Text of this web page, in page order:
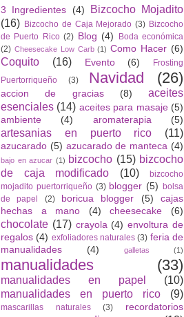
3 Ingredientes
(4)
Bizcocho Mojadito
(16) Bizcocho de Caja Mejorado (3) Bizcocho
de Puerto Rico (2) Blog (4)
Boda económica
(2) Cheesecake Low Carb (1) Como Hacer (6)
Coquito (16) Evento (6)
Frosting
Puertorriqueño
(3) Navidad (26)
accion de gracias (8)
aceites
esenciales (14) aceites para masaje (5)
ambiente
(4) aromaterapia (5)
artesanias en puerto rico (11)
azucarado (5) azucarado de manteca (4)
bajo en azucar (1) bizcocho (15) bizcocho
de caja modificado
(10)
bizcocho
mojadito puertorriqueño (3) blogger (5) bolsa
de papel
(2) boricua blogger (5)
cajas
hechas a mano
(4) cheesecake (6)
chocolate (17) crayola (4) envoltura de
regalos (4) exfoliadores naturales (3) feria de
manualidades
(4) galletas (1)
manualidades (33)
manualidades en papel
(10)
manualidades en puerto rico
(9)
mascarillas naturales (3)
recordatorios